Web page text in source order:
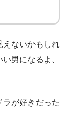
えないかもしれ
男になるよ、
が好きだった